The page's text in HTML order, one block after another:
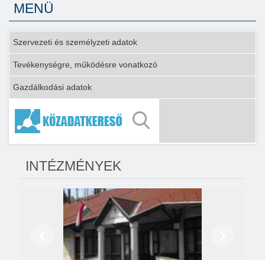
MENÜ
Szervezeti és személyzeti adatok
Tevékenységre, működésre vonatkozó
Gazdálkodási adatok
INTÉZMÉNYEK